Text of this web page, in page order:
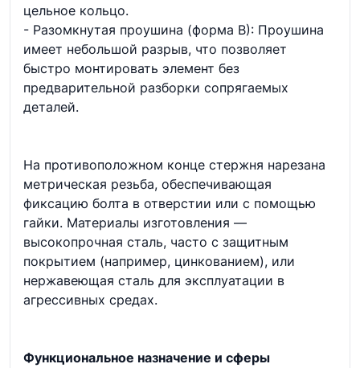
цельное кольцо.
- Разомкнутая проушина (форма В): Проушина
имеет небольшой разрыв, что позволяет
быстро монтировать элемент без
предварительной разборки сопрягаемых
деталей.
На противоположном конце стержня нарезана
метрическая резьба, обеспечивающая
фиксацию болта в отверстии или с помощью
гайки. Материалы изготовления —
высокопрочная сталь, часто с защитным
покрытием (например, цинкованием), или
нержавеющая сталь для эксплуатации в
агрессивных средах.
Функциональное назначение и сферы